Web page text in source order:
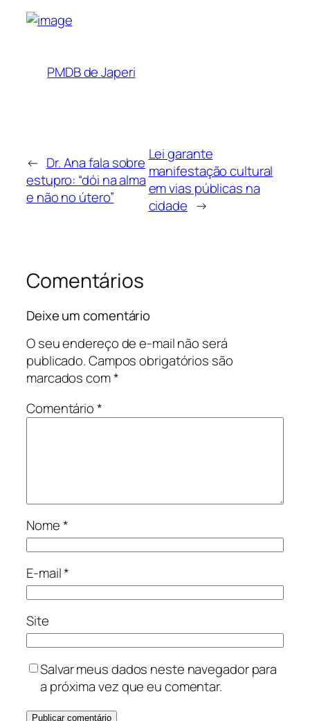
PMDB de Japeri
← Dr. Ana fala sobre
estupro: “dói na alma
e não no útero”
Lei garante
manifestação cultural
em vias públicas na
cidade →
Comentários
Deixe um comentário
O seu endereço de e-mail não será
publicado.Campos obrigatórios são
marcados com*
Comentário*
Nome*
E-mail*
Site
Salvar meus dados neste navegador para
a próxima vez que eu comentar.